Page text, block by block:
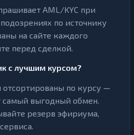
AML/KYC при
по источнику
на сайте каждого
перед сделкой.
с лучшим курсом?
по курсу —
самый выгодный обмен.
резерв эфириума,